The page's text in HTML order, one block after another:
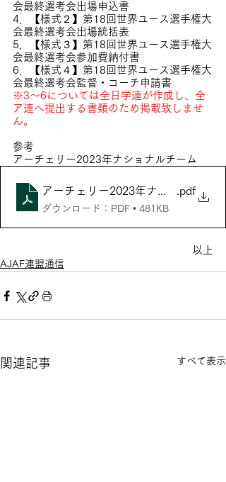
会最終選考会出場申込書
4．【様式２】第18回世界ユース選手権大
会最終選考会出場統括表
5．【様式３】第18回世界ユース選手権大
会最終選考会参加費納付書
6．【様式４】第18回世界ユース選手権大
会最終選考会監督・コーチ申請書
※3～6については全日学連が作成し、全
ア連へ提出する書類のため掲載致しませ
ん。
参考
アーチェリー2023年ナショナルチーム
アーチェリー2023年ナショナルチー
.pdf
ダウンロード：PDF • 481KB
以上
AJAF連盟通信
関連記事 すべて表示